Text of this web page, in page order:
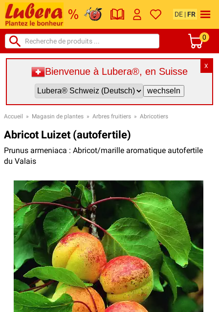
DE | FR
0
X
Bienvenue à Lubera®, en Suisse
Accueil » Magasin de plantes » Arbres fruitiers » Abricotiers
Abricot Luizet (autofertile)
Prunus armeniaca : Abricot/marille aromatique autofertile
du Valais